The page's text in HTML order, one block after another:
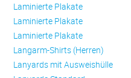
Laminierte Plakate
Laminierte Plakate
Laminierte Plakate
Langarm-Shirts (Herren)
Lanyards mit Ausweishülle